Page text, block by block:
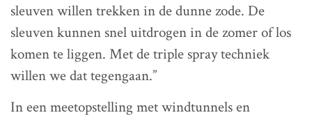
sleuven willen trekken in de dunne zode. De
sleuven kunnen snel uitdrogen in de zomer of los
komen te liggen. Met de triple spray techniek
willen we dat tegengaan.”
In een meetopstelling met windtunnels en